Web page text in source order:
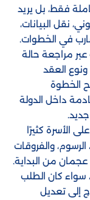
فقط، بل يريد
نقل البيانات،
في الخطوات.
مراجعة حالة
ونوع العقد
الخطوة
داخل الدولة
الأسرة كثيرًا
والفروقات
عجمان من البداية.
كان الطلب
إلى تعديل